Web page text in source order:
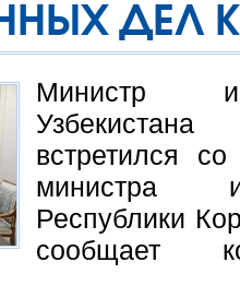
ДЕЛ
Министр
встретился со
министра
Республики
сообщает